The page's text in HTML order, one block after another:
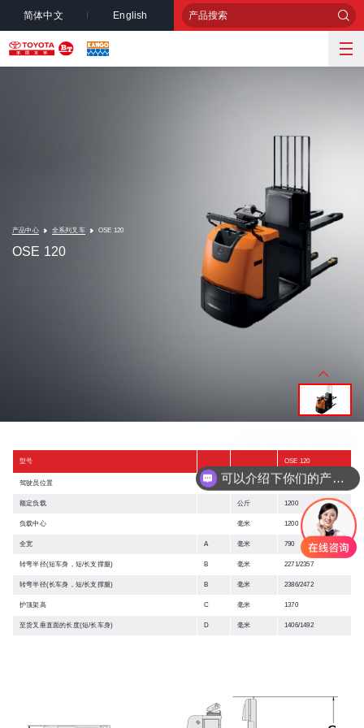
简体中文 English
产品中心 全系列叉车 OSE 120
OSE 120
型号 OSE 120
驾驶员位置 站驾式
额定负载 公斤 1200
负载中心 毫米 1200
全宽 A 毫米 790
转弯半径(短车身，短/长支撑腿) B 毫米 2271/2357
转弯半径(长车身，短/长支撑腿) B 毫米 2386/2472
护顶架高 C 毫米 1370
至货叉垂直面的长度(短/长车身) D 毫米 1406/1492
可以介绍下你们的产品么